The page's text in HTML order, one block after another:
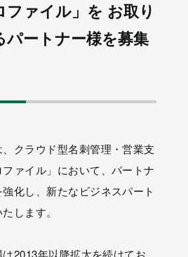
ァイル」を お取り
ートナー様を募集
クラウド型名刺管理・営業支
ァイル」において、パートナ
化し、新たなビジネスパート
します。
2013年以降拡大を続けてお